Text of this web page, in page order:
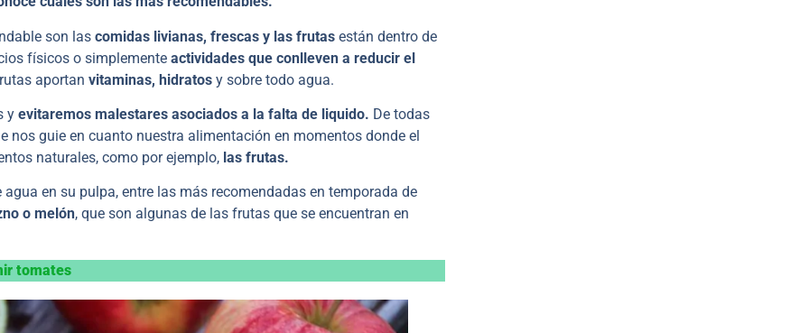
son las comidas livianas, frescas y las frutas están dentro de
físicos o simplemente actividades que conlleven a reducir el
aportan vitaminas, hidratos y sobre todo agua.
y evitaremos malestares asociados a la falta de liquido. De todas
nos guie en cuanto nuestra alimentación en momentos donde el
naturales, como por ejemplo, las frutas.
en su pulpa, entre las más recomendadas en temporada de
o melón, que son algunas de las frutas que se encuentran en
tomates